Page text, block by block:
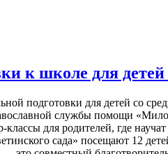
к школе для
подготовки для детей со
службы помощи
для родителей, где
сада» посещают 12